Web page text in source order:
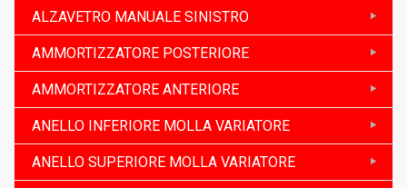
ALZAVETRO MANUALE SINISTRO
AMMORTIZZATORE POSTERIORE
AMMORTIZZATORE ANTERIORE
ANELLO INFERIORE MOLLA VARIATORE
ANELLO SUPERIORE MOLLA VARIATORE